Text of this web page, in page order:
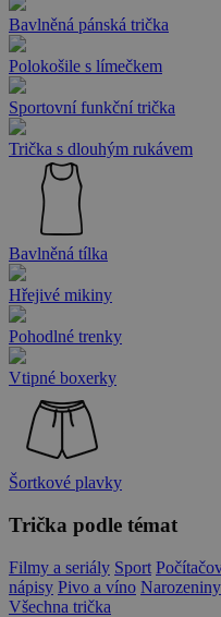
Bavlněná pánská trička
Polokošile s límečkem
Sportovní funkční trička
Trička s dlouhým rukávem
Bavlněná tílka
Hřejivé mikiny
Pohodlné trenky
Vtipné boxerky
Šortkové plavky
Trička podle témat
Filmy a seriály Sport
nápisy Pivo a víno Narozeniny
Všechna trička